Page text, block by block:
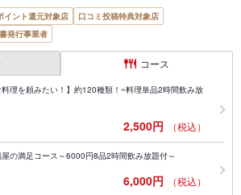
イント還元対象店
口コミ投稿特典対象店
発行事業者
コース
料理を頼みたい！】約120種類！~料理単品2時間飲み放
2,500円 （税込）
の満足コース～6000円8品2時間飲み放題付～
6,000円 （税込）